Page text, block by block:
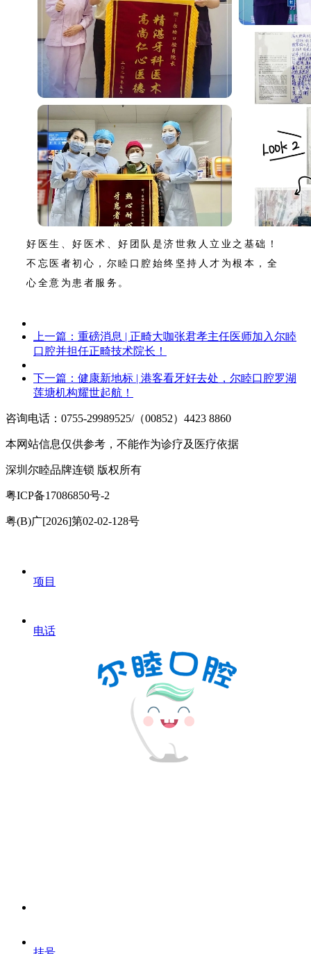
好医生、好医术、好团队是济世救人立业之基础！
不忘医者初心，尔睦口腔始终坚持人才为根本，全
心全意为患者服务。
上一篇： 重磅消息 | 正畸大咖张君孝主任医师加入尔睦
口腔并担任正畸技术院长！
下一篇： 健康新地标 | 港客看牙好去处，尔睦口腔罗湖
莲塘机构耀世起航！
咨询电话：0755-29989525/（00852）4423 8860
本网站信息仅供参考，不能作为诊疗及医疗依据
深圳尔睦品牌连锁 版权所有
粤ICP备17086850号-2
粤(B)广[2026]第02-02-128号
项目
电话